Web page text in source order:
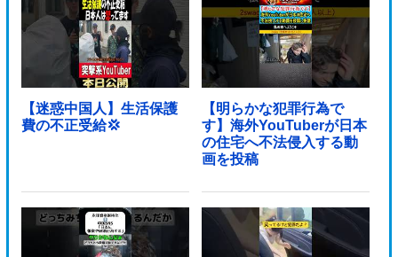
【迷惑中国人】生活保護
費の不正受給💢
【明らかな犯罪行為で
す】海外YouTuberが日本
の住宅へ不法侵入する動
画を投稿